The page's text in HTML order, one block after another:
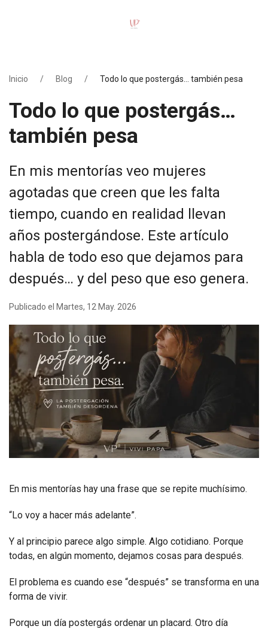
Inicio Blog Todo lo que postergás… también pesa
Todo lo que postergás…
también pesa
En mis mentorías veo mujeres
agotadas que creen que les falta
tiempo, cuando en realidad llevan
años postergándose. Este artículo
habla de todo eso que dejamos para
después… y del peso que eso genera.
Publicado el Martes, 12 May. 2026
En mis mentorías hay una frase que se repite muchísimo.
“Lo voy a hacer más adelante”.
Y al principio parece algo simple. Algo cotidiano. Porque
todas, en algún momento, dejamos cosas para después.
El problema es cuando ese “después” se transforma en una
forma de vivir.
Porque un día postergás ordenar un placard. Otro día